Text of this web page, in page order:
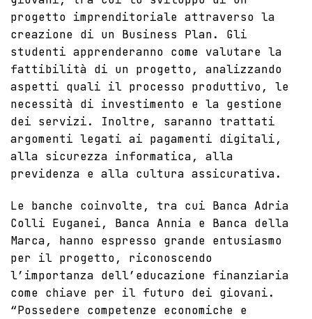
progetto imprenditoriale attraverso la
creazione di un Business Plan. Gli
studenti apprenderanno come valutare la
fattibilità di un progetto, analizzando
aspetti quali il processo produttivo, le
necessità di investimento e la gestione
dei servizi. Inoltre, saranno trattati
argomenti legati ai pagamenti digitali,
alla sicurezza informatica, alla
previdenza e alla cultura assicurativa.
Le banche coinvolte, tra cui Banca Adria
Colli Euganei, Banca Annia e Banca della
Marca, hanno espresso grande entusiasmo
per il progetto, riconoscendo
l’importanza dell’educazione finanziaria
come chiave per il futuro dei giovani.
“Possedere competenze economiche e